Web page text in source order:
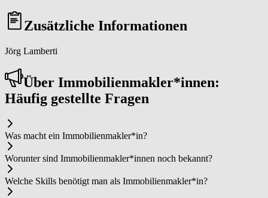
Zusätzliche Informationen
Jörg Lamberti
Über Im­mo­bi­li­en­mak­ler*in­nen:
Häufig gestellte Fragen
Was macht ein Im­mo­bi­li­en­mak­ler*in?
Worunter sind Im­mo­bi­li­en­mak­ler*in­nen noch bekannt?
Welche Skills benötigt man als Im­mo­bi­li­en­mak­ler*in?